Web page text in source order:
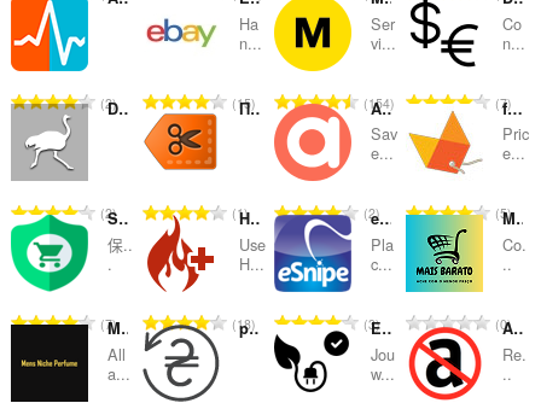
：
评
分
：
评
分
：
评
分
：
总
：
2
Ha
n...
总
：
15
Ser
vi...
总
评
分
：
154
Co
n...
总
评
分
：
7
DeliveryClub Кнопка
总
评
分
：
2
Промокоды и скидки
总
评
分
：
1
Amazon Shopping Tools
Sav
e...
总
评
分
：
2
foxydeal
Pric
e...
总
评
分
：
5
Safe Deal Shopping AliExpress, eBay, Amazon
保..
.
总
评
分
7
Hot Game Helper
Use
H...
总
评
18
eSnipe Snipe Tool
Pla
c...
总
评
分
3
Mais Barato - Encontre o preço mais baixo
Co.
..
总
评
分
0
Mens niche perfume
All
a...
payBack :: магазины платят Echt Groene Stroom & Energie Vergelijken Blog
Jou
w...
Amazon Tag Remover
Re.
..